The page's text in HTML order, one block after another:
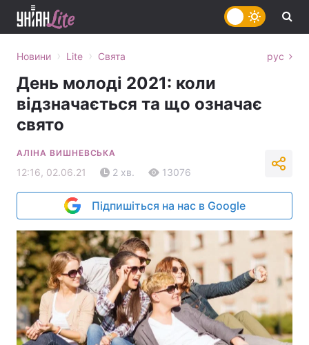
Новини › Lite › Свята рус
День молоді 2021: коли
відзначається та що означає
свято
АЛІНА ВИШНЕВСЬКА
12:16, 02.06.21 2 хв. 13076
Підпишіться на нас в Google